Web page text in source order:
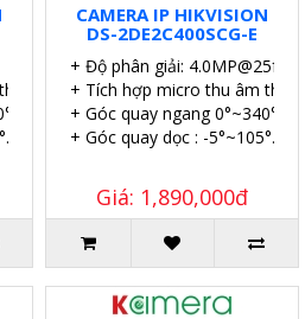
CAMERA IP HIKVISION
DS-2DE2C400SCG-E
+ Độ phân giải: 4.0MP@25fps.
+ Tích hợp micro thu âm
+ Góc quay ngang 0°~340°.
+ Góc quay dọc : -5°~105°.
Giá: 1,890,000đ